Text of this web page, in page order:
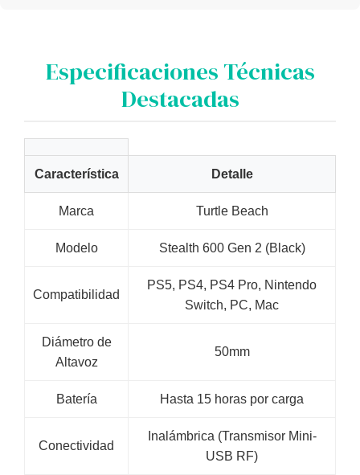
Especificaciones Técnicas
Destacadas
Característica Detalle
Marca Turtle Beach
Modelo Stealth 600 Gen 2 (Black)
Compatibilidad
PS5, PS4, PS4 Pro, Nintendo
Switch, PC, Mac
Diámetro de
Altavoz
50mm
Batería Hasta 15 horas por carga
Conectividad
Inalámbrica (Transmisor Mini-
USB RF)